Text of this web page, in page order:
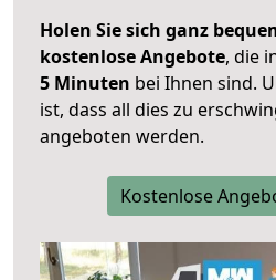
Holen Sie sich ganz
kostenlose Angebote, die
5 Minuten bei Ihnen sind.
ist, dass all dies zu
angeboten werden.
Kostenlose